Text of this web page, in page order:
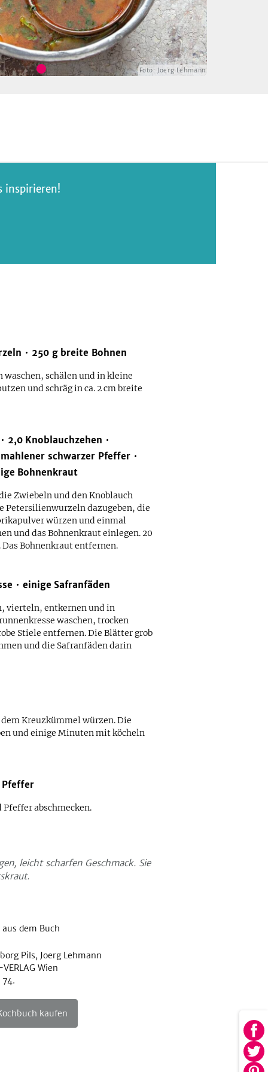
Foto: Joerg Lehmann
inspirieren!
250 g breite Bohnen
schälen und in kleine
und schräg in ca. 2 cm breite
2,0 Knoblauchzehen
schwarzer Pfeffer
Bohnenkraut
Zwiebeln und den Knoblauch
Petersilienwurzeln dazugeben, die
würzen und einmal
und das Bohnenkraut einlegen. 20
Bohnenkraut entfernen.
einige Safranfäden
vierteln, entkernen und in
waschen, trocken
Stiele entfernen. Die Blätter grob
und die Safranfäden darin
Kreuzkümmel würzen. Die
und einige Minuten mit köcheln
Pfeffer
Pfeffer abschmecken.
leicht scharfen Geschmack. Sie
dem Buch
Pils, Joerg Lehmann
Wien
kaufen